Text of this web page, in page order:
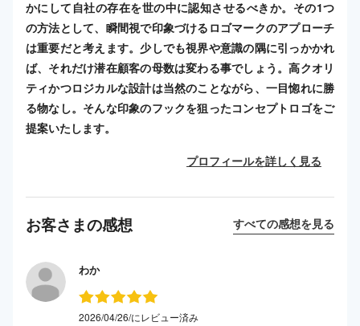
かにして自社の存在を世の中に認知させるべきか。その1つ
の方法として、瞬間視で印象づけるロゴマークのアプローチ
は重要だと考えます。少しでも視界や意識の隅に引っかかれ
ば、それだけ潜在顧客の母数は変わる事でしょう。高クオリ
ティかつロジカルな設計は当然のことながら、一目惚れに勝
る物なし。そんな印象のフックを狙ったコンセプトロゴをご
提案いたします。
プロフィールを詳しく見る
お客さまの感想 すべての感想を見る
わか
2026/04/26/にレビュー済み